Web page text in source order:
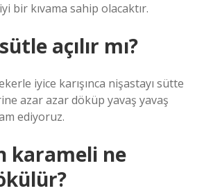
bir kıvama sahip olacaktır.
açılır mı?
iyice karışınca nişastayı sütte
azar azar döküp yavaş yavaş
ediyoruz.
karameli ne